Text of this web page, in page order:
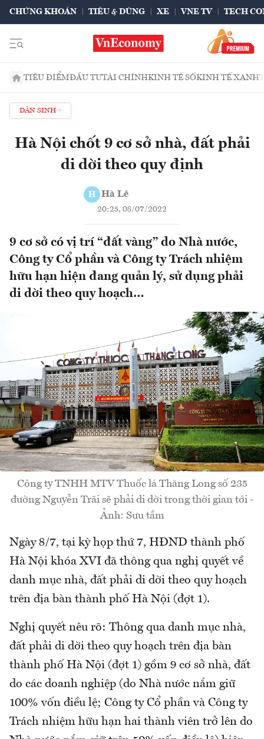
CHỨNG KHOÁN TIÊU & DÙNG XE VNE TV TECH
TIÊU ĐIỂMĐẦU TƯTÀI CHÍNHKINH TẾ SỐKINH TẾ XANH
DÂN SINH
Hà Nội chốt 9 cơ sở nhà, đất phải
di dời theo quy định
H Hà Lê
20:25, 08/07/2022
9 cơ sở có vị trí “đất vàng” do Nhà nước,
Công ty Cổ phần và Công ty Trách nhiệm
hữu hạn hiện đang quản lý, sử dụng phải
di dời theo quy hoạch…
Công ty TNHH MTV Thuốc lá Thăng Long số 235
đường Nguyễn Trãi sẽ phải di dời trong thời gian tới -
Ảnh: Sưu tầm
Ngày 8/7, tại kỳ họp thứ 7, HĐND thành phố
Hà Nội khóa XVI đã thông qua nghị quyết về
danh mục nhà, đất phải di dời theo quy hoạch
trên địa bàn thành phố Hà Nội (đợt 1).
Nghị quyết nêu rõ: Thông qua danh mục nhà,
đất phải di dời theo quy hoạch trên địa bàn
thành phố Hà Nội (đợt 1) gồm 9 cơ sở nhà, đất
do các doanh nghiệp (do Nhà nước nắm giữ
100% vốn điều lệ; Công ty Cổ phần và Công ty
Trách nhiệm hữu hạn hai thành viên trở lên do